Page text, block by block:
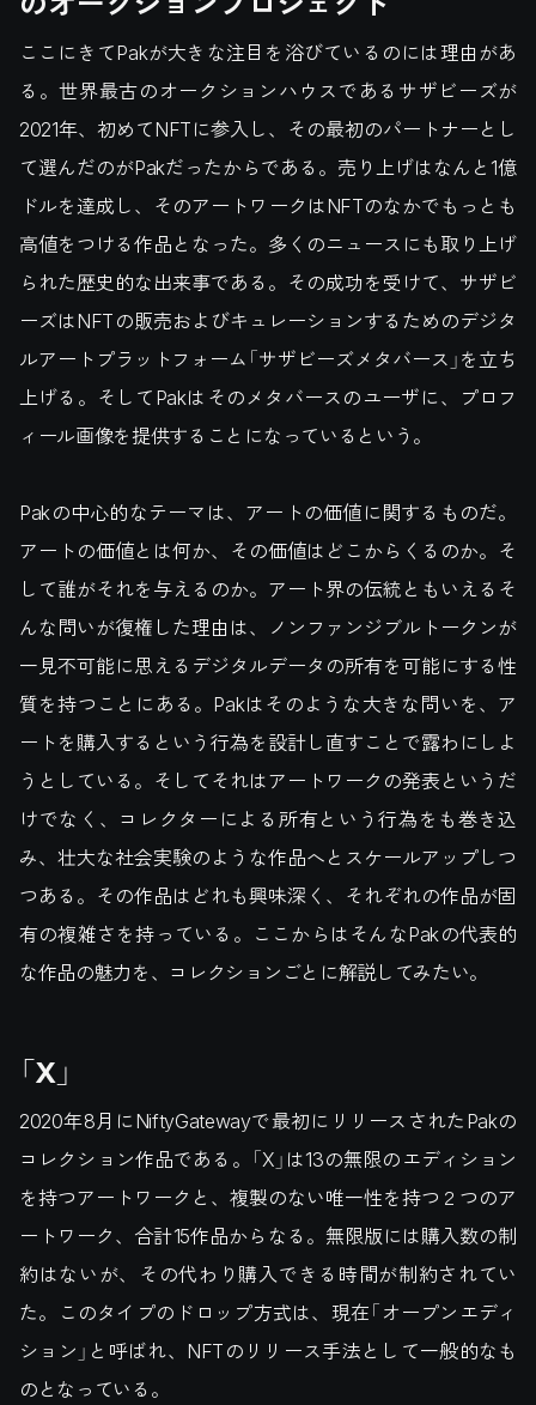
ここにきてPakが大きな注目を浴びているのには理由があ
る。世界最古のオークションハウスであるサザビーズが
2021年、初めてNFTに参入し、その最初のパートナーとし
て選んだのがPakだったからである。売り上げはなんと1億
ドルを達成し、そのアートワークはNFTのなかでもっとも
高値をつける作品となった。多くのニュースにも取り上げ
られた歴史的な出来事である。その成功を受けて、サザビ
ーズはNFTの販売およびキュレーションするためのデジタ
ルアートプラットフォーム「サザビーズメタバース」を立ち
上げる。そしてPakはそのメタバースのユーザに、プロフ
ィール画像を提供することになっているという。
Pakの中心的なテーマは、アートの価値に関するものだ。
アートの価値とは何か、その価値はどこからくるのか。そ
して誰がそれを与えるのか。アート界の伝統ともいえるそ
んな問いが復権した理由は、ノンファンジブルトークンが
一見不可能に思えるデジタルデータの所有を可能にする性
質を持つことにある。Pakはそのような大きな問いを、ア
ートを購入するという行為を設計し直すことで露わにしよ
うとしている。そしてそれはアートワークの発表というだ
けでなく、コレクターによる所有という行為をも巻き込
み、壮大な社会実験のような作品へとスケールアップしつ
つある。その作品はどれも興味深く、それぞれの作品が固
有の複雑さを持っている。ここからはそんなPakの代表的
な作品の魅力を、コレクションごとに解説してみたい。
「X」
2020年8月にNiftyGatewayで最初にリリースされたPakの
コレクション作品である。「X」は13の無限のエディション
を持つアートワークと、複製のない唯一性を持つ２つのア
ートワーク、合計15作品からなる。無限版には購入数の制
約はないが、その代わり購入できる時間が制約されてい
た。このタイプのドロップ方式は、現在「オープンエディ
ション」と呼ばれ、NFTのリリース手法として一般的なも
のとなっている。